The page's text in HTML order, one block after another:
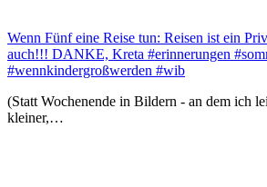
Wenn Fünf eine Reise tun: Reisen ist ein
auch!!! DANKE, Kreta #erinnerungen
#wennkindergroßwerden #wib
(Statt Wochenende in Bildern - an dem ich
kleiner,…